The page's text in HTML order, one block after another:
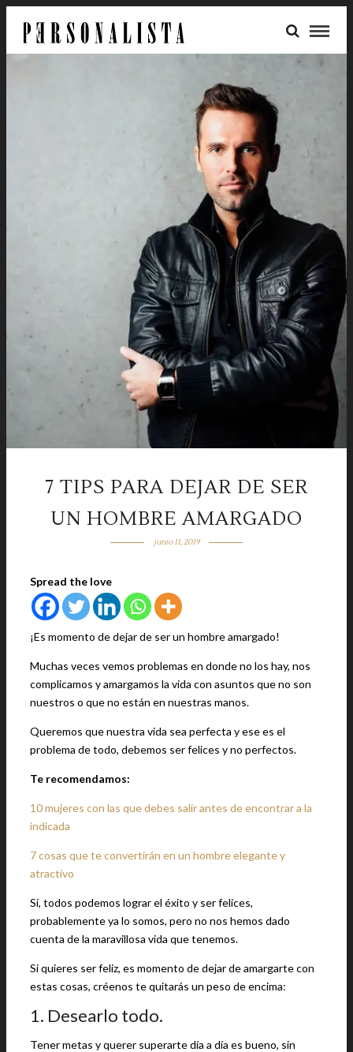
7 TIPS PARA DEJAR DE SER
UN HOMBRE AMARGADO
junio 11, 2019
Spread the love
¡Es momento de dejar de ser un hombre amargado!
Muchas veces vemos problemas en donde no los hay, nos
complicamos y amargamos la vida con asuntos que no son
nuestros o que no están en nuestras manos.
Queremos que nuestra vida sea perfecta y ese es el
problema de todo, debemos ser felices y no perfectos.
Te recomendamos:
10 mujeres con las que debes salir antes de encontrar a la
indicada
7 cosas que te convertirán en un hombre elegante y
atractivo
Sí, todos podemos lograr el éxito y ser felices,
probablemente ya lo somos, pero no nos hemos dado
cuenta de la maravillosa vida que tenemos.
Si quieres ser feliz, es momento de dejar de amargarte con
estas cosas, créenos te quitarás un peso de encima:
1. Desearlo todo.
Tener metas y querer superarte día a día es bueno, sin